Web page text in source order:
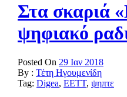
Στα σκαριά
ψηφιακό
Posted On 29 Ιαν 2018
By : Τέτη Ηγουμενίδη
Tag: Digea, ΕΕΤΤ, ψηπτε